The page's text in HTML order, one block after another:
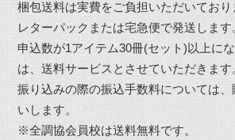
梱包送料は実費をご負担いただいており
レターパックまたは宅急便で発送します
申込数が1アイテム30冊(セット)以上に
は、送料サービスとさせていただきます
振り込みの際の振込手数料については
いします。
※全調協会員校は送料無料です。